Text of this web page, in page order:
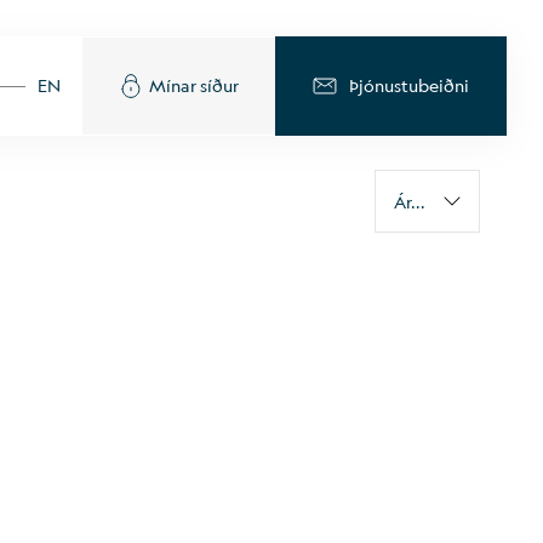
EN Mínar síður Þjónustubeiðni